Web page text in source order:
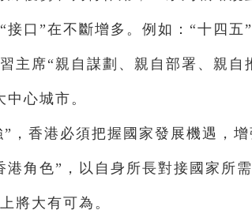
口”在不斷增多。例如：“十四五
主席“親自謀劃、親自部署、親自
心城市。
，香港必須把握國家發展機遇，增
角色”，以自身所長對接國家所需
將大有可為。